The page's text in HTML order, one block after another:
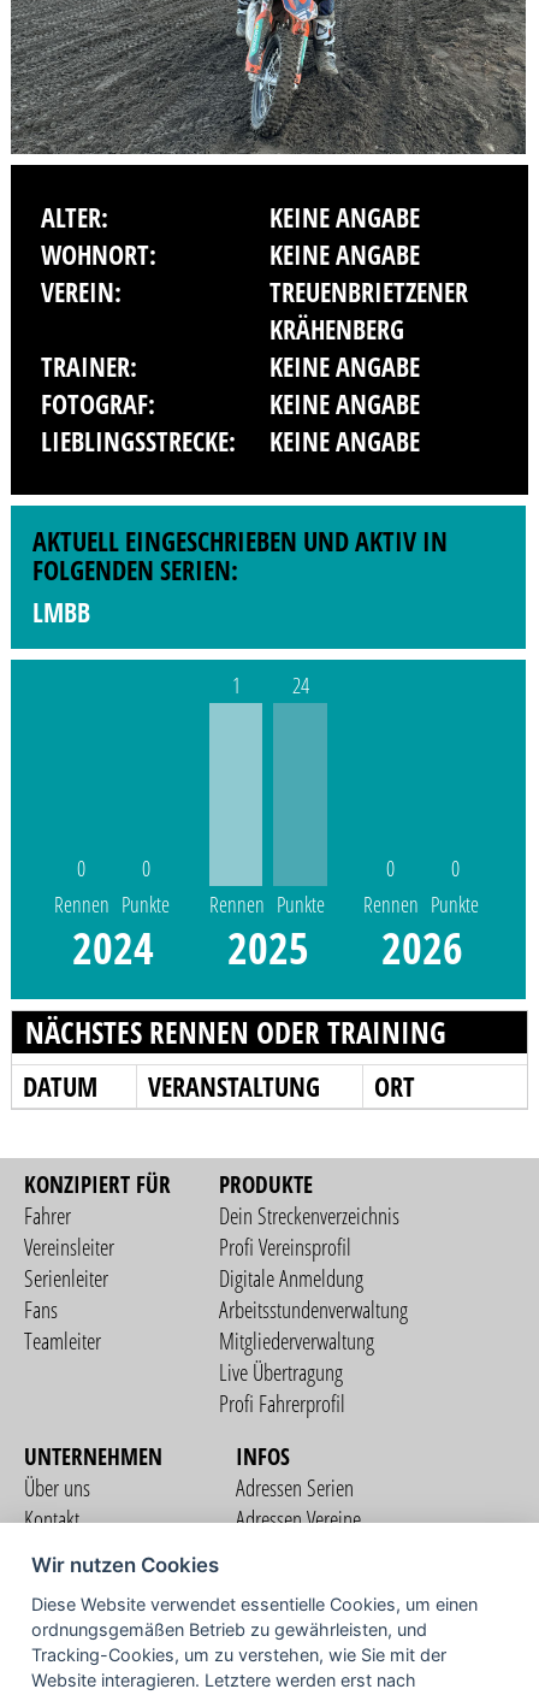
ALTER:
KEINE ANGABE
WOHNORT:
KEINE ANGABE
VEREIN:
TREUENBRIETZENER
KRÄHENBERG
TRAINER:
KEINE ANGABE
FOTOGRAF:
KEINE ANGABE
LIEBLINGSSTRECKE:
KEINE ANGABE
AKTUELL EINGESCHRIEBEN UND AKTIV IN
FOLGENDEN SERIEN:
LMBB
0
Rennen
0
Punkte
2024
1
Rennen
24
Punkte
2025
0
Rennen
0
Punkte
2026
NÄCHSTES RENNEN ODER TRAINING
DATUM VERANSTALTUNG ORT
KONZIPIERT FÜR
Fahrer
Vereinsleiter
Serienleiter
Fans
Teamleiter
PRODUKTE
Dein Streckenverzeichnis
Profi Vereinsprofil
Digitale Anmeldung
Arbeitsstundenverwaltung
Mitgliederverwaltung
Live Übertragung
Profi Fahrerprofil
UNTERNEHMEN
Über uns
Kontakt
Nutzungsbedingungen
Datenschutzerklärung
Impressum
INFOS
Adressen Serien
Adressen Vereine
COMMUNITY
Wir nutzen Cookies
Diese Website verwendet essentielle Cookies, um einen
ordnungsgemäßen Betrieb zu gewährleisten, und
Tracking-Cookies, um zu verstehen, wie Sie mit der
Website interagieren. Letztere werden erst nach